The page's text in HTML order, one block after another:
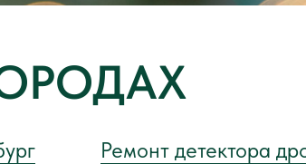
Ремонт детектора